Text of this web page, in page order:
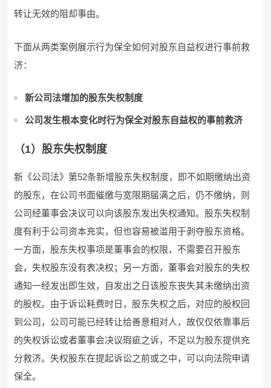
转让无效的阻却事由。
下面从两类案例展示行为保全如何对股东自益权进行事前救
济：
新公司法增加的股东失权制度
公司发生根本变化时行为保全对股东自益权的事前救济
（1）股东失权制度
新《公司法》第52条新增股东失权制度，即不如期缴纳出资
的股东，在公司书面催缴与宽限期届满之后，仍不缴纳，则
公司经董事会决议可以向该股东发出失权通知。股东失权制
度有利于公司资本充实，但也容易被滥用于剥夺股东资格。
一方面，股东失权事项是董事会的权限，不需要召开股东
会，失权股东没有表决权；另一方面，董事会对股东的失权
通知一经发出即生效，自发出之日该股东丧失其未缴纳出资
的股权。由于诉讼耗费时日，股东失权之后，对应的股权回
到公司，公司可能已经转让给善意相对人，故仅仅依靠事后
的失权诉讼或者董事会决议瑕疵之诉，不足以为股东提供充
分救济。失权股东在提起诉讼之前或之中，可以向法院申请
保全。